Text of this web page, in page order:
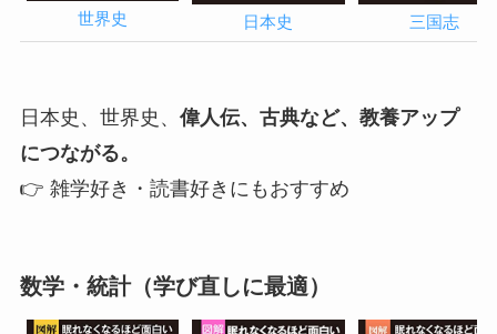
世界史 日本史 三国志
日本史、世界史、 偉人伝、古典など、教養アップ
につながる。
👉 雑学好き・読書好きにもおすすめ
数学・統計（学び直しに最適）